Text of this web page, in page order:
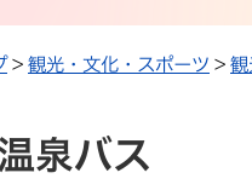
> 観光・文化・スポーツ > 観
泉バス